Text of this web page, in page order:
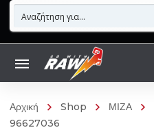
Αρχική Shop ΜΙΖΑ
96627036